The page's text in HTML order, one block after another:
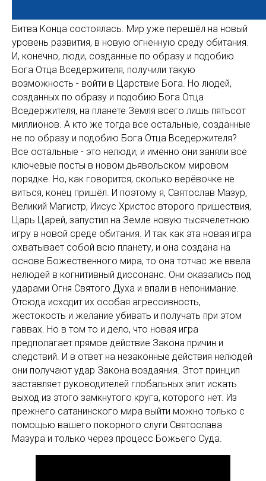
Битва Конца состоялась. Мир уже перешёл на новый
уровень развития, в новую огненную среду обитания.
И, конечно, люди, созданные по образу и подобию
Бога Отца Вседержителя, получили такую
возможность - войти в Царствие Бога. Но людей,
созданных по образу и подобию Бога Отца
Вседержителя, на планете Земля всего лишь пятьсот
миллионов. А кто же тогда все остальные, созданные
не по образу и подобию Бога Отца Вседержителя?
Все остальные - это нелюди, и именно они заняли все
ключевые посты в новом дьявольском мировом
порядке. Но, как говорится, сколько верёвочке не
виться, конец пришёл. И поэтому я, Святослав Мазур,
Великий Магистр, Иисус Христос второго пришествия,
Царь Царей, запустил на Земле новую тысячелетнюю
игру в новой среде обитания. И так как эта новая игра
охватывает собой всю планету, и она создана на
основе Божественного мира, то она тотчас же ввела
нелюдей в когнитивный диссонанс. Они оказались под
ударами Огня Святого Духа и впали в непонимание.
Отсюда исходит их особая агрессивность,
жестокость и желание убивать и получать при этом
гаввах. Но в том то и дело, что новая игра
предполагает прямое действие Закона причин и
следствий. И в ответ на незаконные действия нелюдей
они получают удар Закона воздаяния. Этот принцип
заставляет руководителей глобальных элит искать
выход из этого замкнутого круга, которого нет. Из
прежнего сатанинского мира выйти можно только с
помощью вашего покорного слуги Святослава
Мазура и только через процесс Божьего Суда.